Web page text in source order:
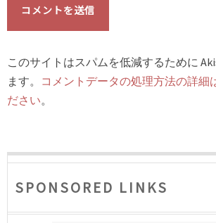
このサイトはスパムを低減するために
ます。 コメントデータの処理方法の詳細
ださい。
SPONSORED LINKS